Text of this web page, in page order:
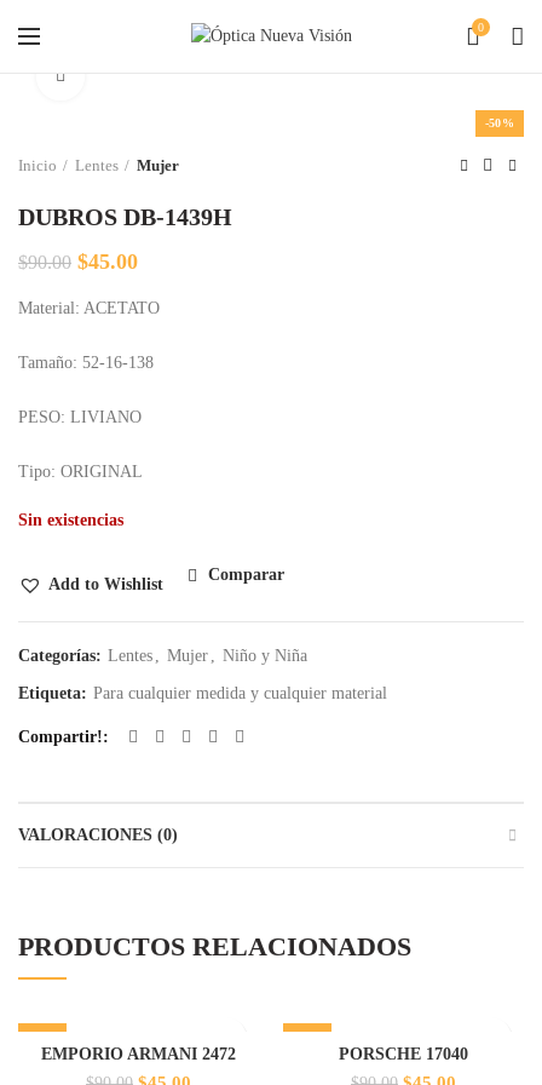
0
-50%
Inicio Lentes Mujer
DUBROS DB-1439H
$90.00 El
original
$90.00.
$45.00El
actual
$45.00.
Material: ACETATO
Tamaño: 52-16-138
PESO: LIVIANO
Tipo: ORIGINAL
Sin existencias
Add to Wishlist
Comparar
Categorías: Lentes , Mujer , Niño y Niña
Etiqueta: Para cualquier medida y cualquier material
Compartir!
VALORACIONES (0)
PRODUCTOS RELACIONADOS
-50%
EMPORIO ARMANI 2472
-50%
PORSCHE 17040